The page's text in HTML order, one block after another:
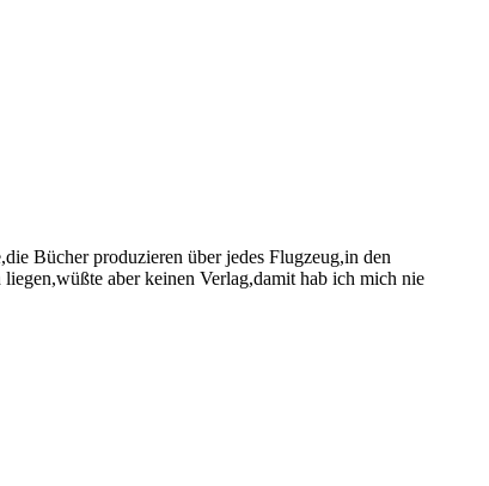
Bücher produzieren über jedes Flugzeug,in den
aber keinen Verlag,damit hab ich mich nie